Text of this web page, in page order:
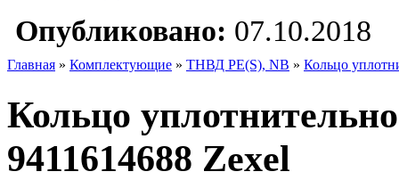
Опубликовано: 07.10.2018
Главная » Комплектующие » ТНВД PE(S), NB » Кольцо
Кольцо
9411614688 Zexel